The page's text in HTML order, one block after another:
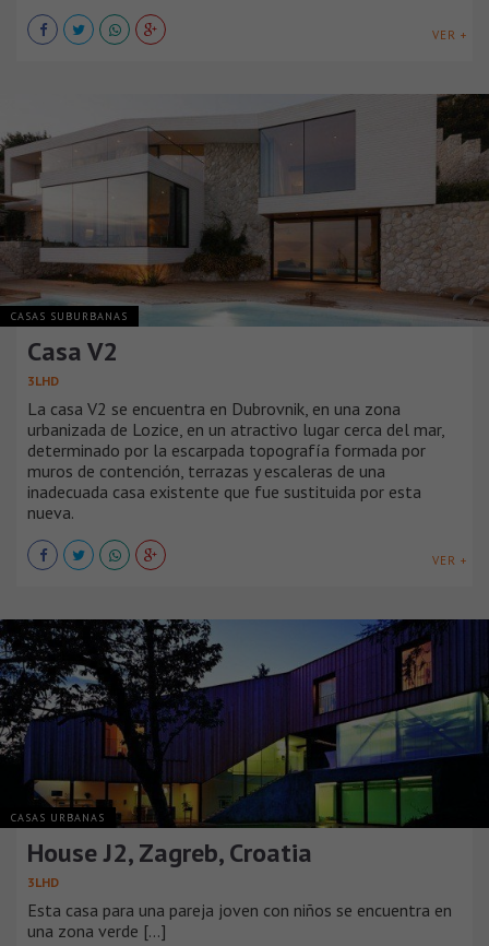
VER +
CASAS SUBURBANAS
Casa V2
3LHD
La casa V2 se encuentra en Dubrovnik, en una zona
urbanizada de Lozice, en un atractivo lugar cerca del mar,
determinado por la escarpada topografía formada por
muros de contención, terrazas y escaleras de una
inadecuada casa existente que fue sustituida por esta
nueva.
VER +
CASAS URBANAS
House J2, Zagreb, Croatia
3LHD
Esta casa para una pareja joven con niños se encuentra en
una zona verde [...]